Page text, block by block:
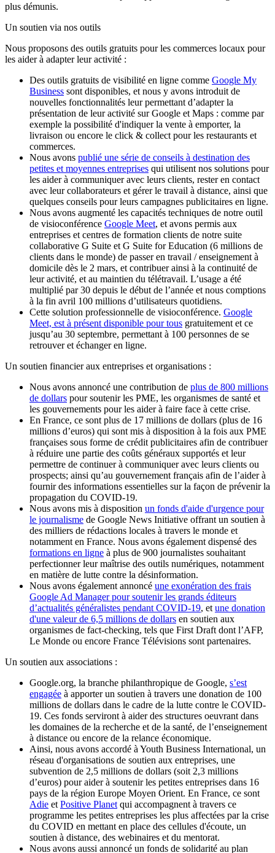
plus démunis.
Un soutien via nos outils
Nous proposons des outils gratuits pour les commerces locaux pour
les aider à adapter leur activité :
Des outils gratuits de visibilité en ligne comme Google My
Business sont disponibles, et nous y avons introduit de
nouvelles fonctionnalités leur permettant d’adapter la
présentation de leur activité sur Google et Maps : comme par
exemple la possibilité d'indiquer la vente à emporter, la
livraison ou encore le click & collect pour les restaurants et
commerces.
Nous avons publié une série de conseils à destination des
petites et moyennes entreprises qui utilisent nos solutions pour
les aider à communiquer avec leurs clients, rester en contact
avec leur collaborateurs et gérer le travail à distance, ainsi que
quelques conseils pour leurs campagnes publicitaires en ligne.
Nous avons augmenté les capacités techniques de notre outil
de visioconférence Google Meet, et avons permis aux
entreprises et centres de formation clients de notre suite
collaborative G Suite et G Suite for Education (6 millions de
clients dans le monde) de passer en travail / enseignement à
domicile dès le 2 mars, et contribuer ainsi à la continuité de
leur activité, et au maintien du télétravail. L’usage a été
multiplié par 30 depuis le début de l’année et nous comptions
à la fin avril 100 millions d’utilisateurs quotidiens.
Cette solution professionnelle de visioconférence. Google
Meet, est à présent disponible pour tous gratuitement et ce
jusqu’au 30 septembre, permettant à 100 personnes de se
retrouver et échanger en ligne.
Un soutien financier aux entreprises et organisations :
Nous avons annoncé une contribution de plus de 800 millions
de dollars pour soutenir les PME, les organismes de santé et
les gouvernements pour les aider à faire face à cette crise.
En France, ce sont plus de 17 millions de dollars (plus de 16
millions d’euros) qui sont mis à disposition à la fois aux PME
françaises sous forme de crédit publicitaires afin de contribuer
à réduire une partie des coûts généraux supportés et leur
permettre de continuer à communiquer avec leurs clients ou
prospects; ainsi qu’au gouvernement français afin de l’aider à
fournir des informations essentielles sur la façon de prévenir la
propagation du COVID-19.
Nous avons mis à disposition un fonds d'aide d'urgence pour
le journalisme de Google News Initiative offrant un soutien à
des milliers de rédactions locales à travers le monde et
notamment en France. Nous avons également dispensé des
formations en ligne à plus de 900 journalistes souhaitant
perfectionner leur maîtrise des outils numériques, notamment
en matière de lutte contre la désinformation.
Nous avons également annoncé une exonération des frais
Google Ad Manager pour soutenir les grands éditeurs
d’actualités généralistes pendant COVID-19, et une donation
d'une valeur de 6,5 millions de dollars en soutien aux
organismes de fact-checking, tels que First Draft dont l’AFP,
Le Monde ou encore France Télévisions sont partenaires.
Un soutien aux associations :
Google.org, la branche philanthropique de Google, s’est
engagée à apporter un soutien à travers une donation de 100
millions de dollars dans le cadre de la lutte contre le COVID-
19. Ces fonds serviront à aider des structures oeuvrant dans
les domaines de la recherche et de la santé, de l’enseignement
à distance ou encore de la relance économique.
Ainsi, nous avons accordé à Youth Business International, un
réseau d'organisations de soutien aux entreprises, une
subvention de 2,5 millions de dollars (soit 2,3 millions
d’euros) pour aider à soutenir les petites entreprises dans 16
pays de la région Europe Moyen Orient. En France, ce sont
Adie et Positive Planet qui accompagnent à travers ce
programme les petites entreprises les plus affectées par la crise
du COVID en mettant en place des cellules d'écoute, un
soutien à distance, des webinaires et du mentorat.
Nous avons aussi annoncé un fonds de solidarité au plan